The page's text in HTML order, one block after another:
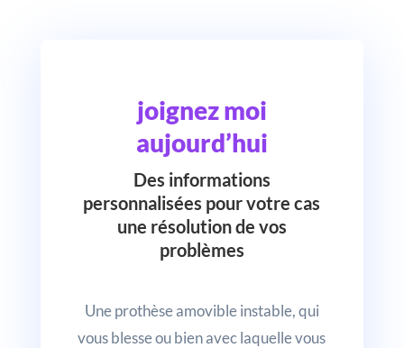
joignez moi
aujourd’hui
Des informations
personnalisées pour votre cas
une résolution de vos
problèmes
Une prothèse amovible instable, qui
vous blesse ou bien avec laquelle vous